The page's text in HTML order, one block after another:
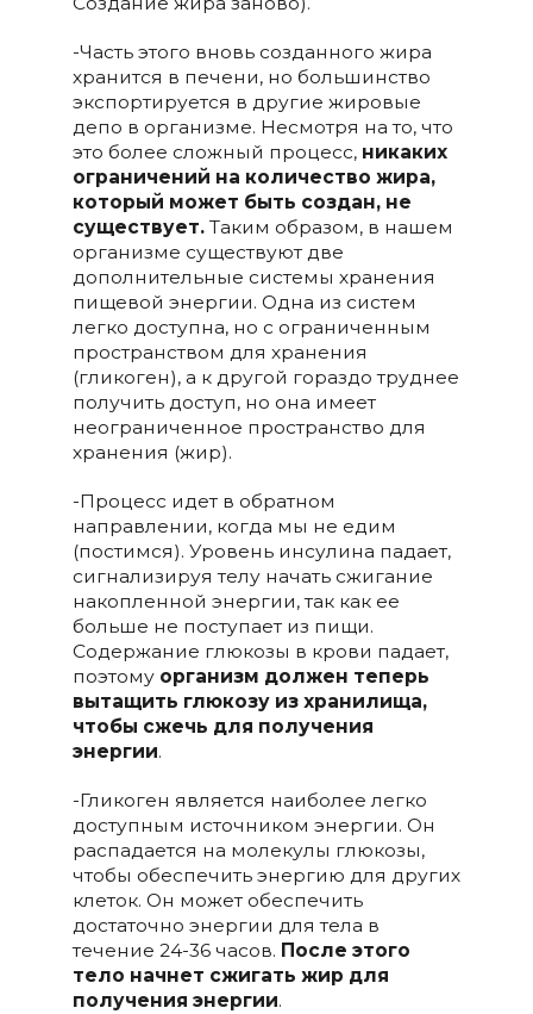
-Часть этого вновь созданного жира
хранится в печени, но большинство
экспортируется в другие жировые
депо в организме. Несмотря на то, что
это более сложный процесс, никаких
ограничений на количество жира,
который может быть создан, не
существует.Таким образом, в нашем
организме существуют две
дополнительные системы хранения
пищевой энергии. Одна из систем
легко доступна, но с ограниченным
пространством для хранения
(гликоген), а к другой гораздо труднее
получить доступ, но она имеет
неограниченное пространство для
хранения (жир).
-Процесс идет в обратном
направлении, когда мы не едим
(постимся). Уровень инсулина падает,
сигнализируя телу начать сжигание
накопленной энергии, так как ее
больше не поступает из пищи.
Содержание глюкозы в крови падает,
поэтому организм должен теперь
вытащить глюкозу из хранилища,
чтобы сжечь для получения
энергии.
-Гликоген является наиболее легко
доступным источником энергии. Он
распадается на молекулы глюкозы,
чтобы обеспечить энергию для других
клеток. Он может обеспечить
достаточно энергии для тела в
течение 24-36 часов. После этого
тело начнет сжигать жир для
получения энергии.